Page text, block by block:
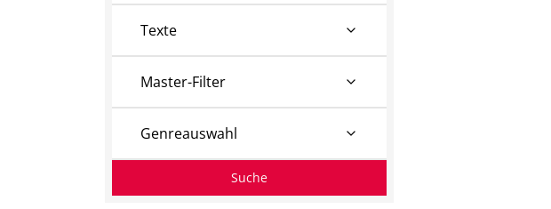
Texte
Master-Filter
Genreauswahl
Suche